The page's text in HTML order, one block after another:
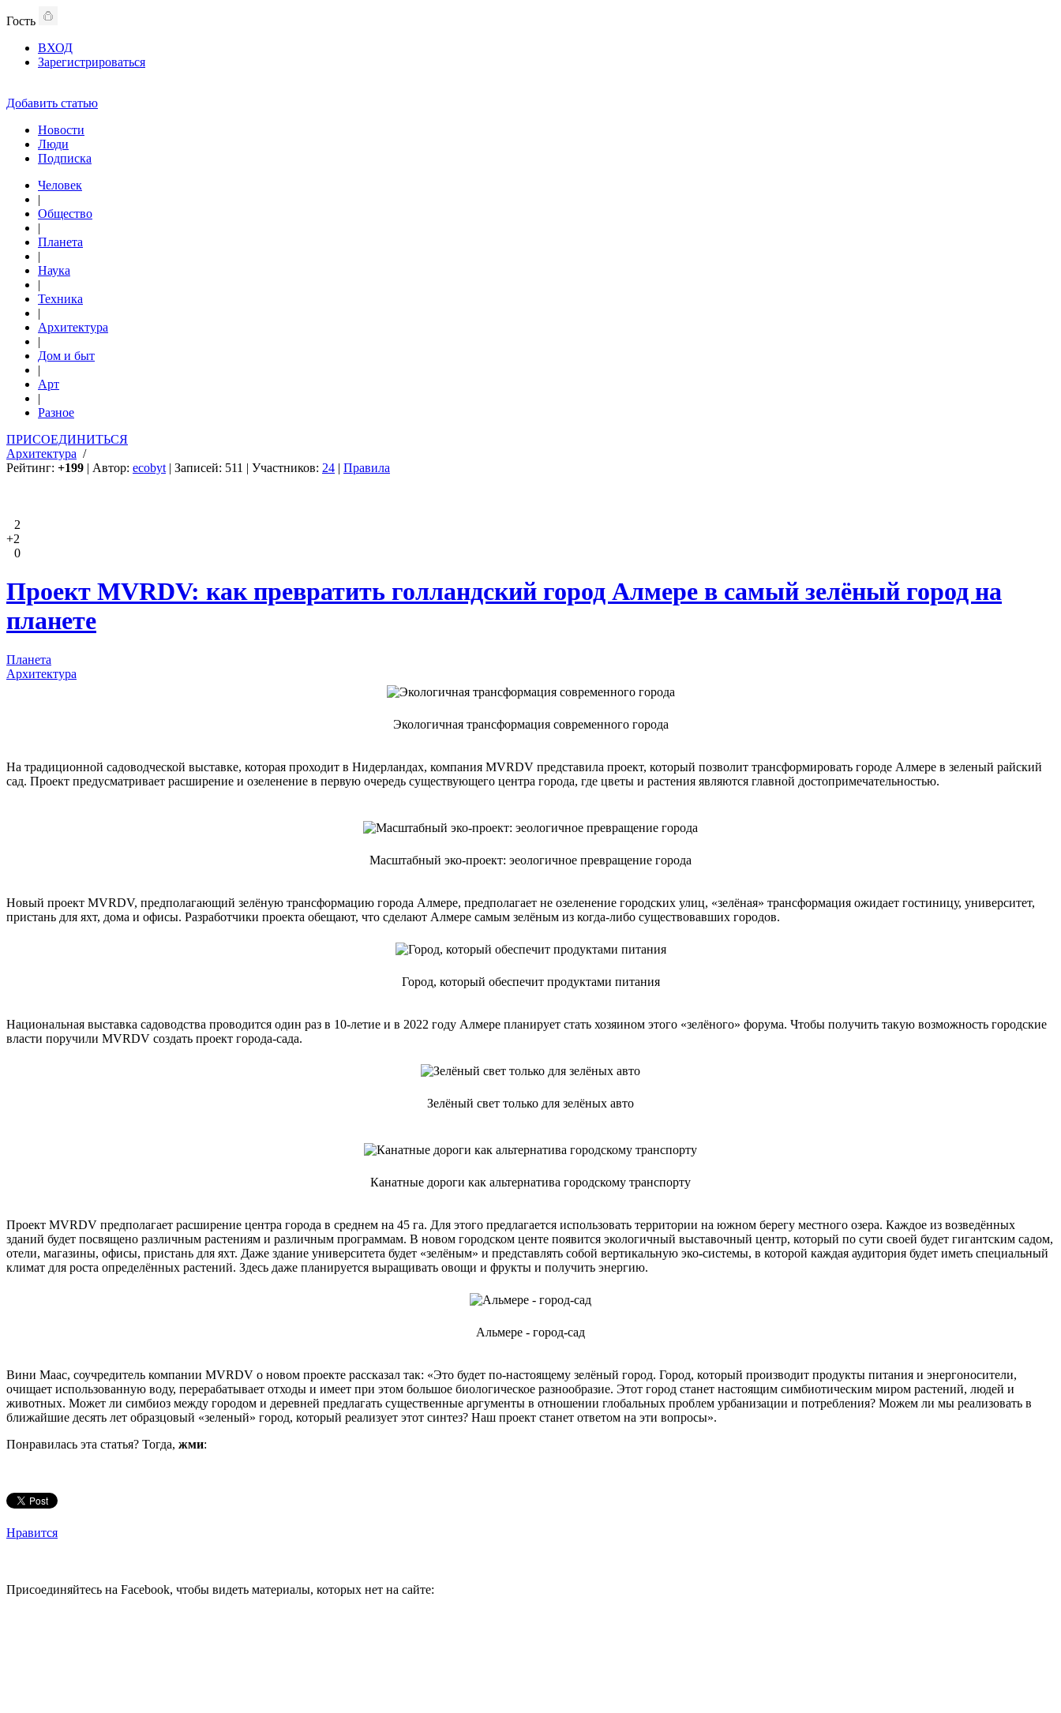
Гость
ВХОД
Зарегистрироваться
Добавить статью
Новости
Люди
Подписка
Человек
|
Общество
|
Планета
|
Наука
|
Техника
|
Архитектура
|
Дом и быт
|
Арт
|
Разное
ПРИСОЕДИНИТЬСЯ
Архитектура /
Рейтинг: +199 | Автор: ecobyt | Записей: 511 | Участников: 24 | Правила
2
+2
0
Проект MVRDV: как превратить голландский город Алмере в самый зелёный город на
планете
Планета
Архитектура
Экологичная трансформация современного города
На традиционной садоводческой выставке, которая проходит в Нидерландах, компания MVRDV представила проект, который позволит трансформировать городе Алмере в зеленый райский
сад. Проект предусматривает расширение и озеленение в первую очередь существующего центра города, где цветы и растения являются главной достопримечательностью.
Масштабный эко-проект: эеологичное превращение города
Новый проект MVRDV, предполагающий зелёную трансформацию города Алмере, предполагает не озеленение городских улиц, «зелёная» трансформация ожидает гостиницу, университет,
пристань для яхт, дома и офисы. Разработчики проекта обещают, что сделают Алмере самым зелёным из когда-либо существовавших городов.
Город, который обеспечит продуктами питания
Национальная выставка садоводства проводится один раз в 10-летие и в 2022 году Алмере планирует стать хозяином этого «зелёного» форума. Чтобы получить такую возможность городские
власти поручили MVRDV создать проект города-сада.
Зелёный свет только для зелёных авто
Канатные дороги как альтернатива городскому транспорту
Проект MVRDV предполагает расширение центра города в среднем на 45 га. Для этого предлагается использовать территории на южном берегу местного озера. Каждое из возведённых
зданий будет посвящено различным растениям и различным программам. В новом городском центе появится экологичный выставочный центр, который по сути своей будет гигантским садом,
отели, магазины, офисы, пристань для яхт. Даже здание университета будет «зелёным» и представлять собой вертикальную эко-системы, в которой каждая аудитория будет иметь специальный
климат для роста определённых растений. Здесь даже планируется выращивать овощи и фрукты и получить энергию.
Альмере - город-сад
Вини Маас, соучредитель компании MVRDV о новом проекте рассказал так: «Это будет по-настоящему зелёный город. Город, который производит продукты питания и энергоносители,
очищает использованную воду, перерабатывает отходы и имеет при этом большое биологическое разнообразие. Этот город станет настоящим симбиотическим миром растений, людей и
животных. Может ли симбиоз между городом и деревней предлагать существенные аргументы в отношении глобальных проблем урбанизации и потребления? Можем ли мы реализовать в
ближайшие десять лет образцовый «зеленый» город, который реализует этот синтез? Наш проект станет ответом на эти вопросы».
Понравилась эта статья? Тогда, жми:
Нравится
Присоединяйтесь на Facebook, чтобы видеть материалы, которых нет на сайте: